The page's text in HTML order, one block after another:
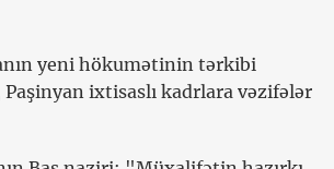
yeni hökumətinin tərkibi
ixtisaslı kadrlara vəzifələr